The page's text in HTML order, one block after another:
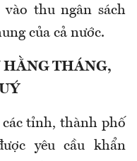
thu ngân sách
của cả nước.
THÁNG,
tỉnh, thành phố
yêu cầu khẩn